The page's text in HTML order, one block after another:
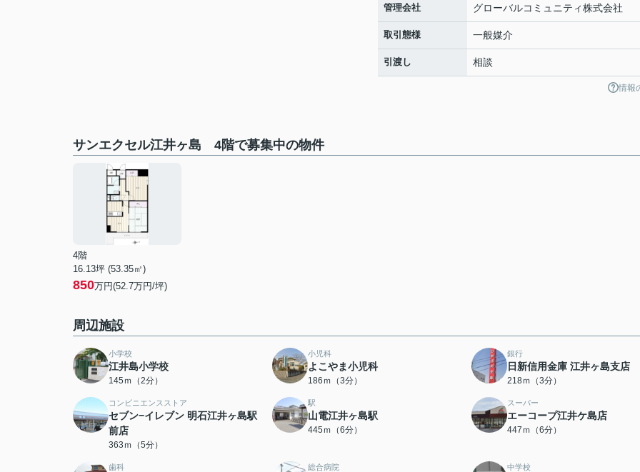
管理会社 グローバルコミュニティ株式会社
取引態様 一般媒介
引渡し 相談
情報
サンエクセル江井ヶ島 4階で募集中の物件
4階
16.13坪 (53.35㎡)
850万円(52.7万円/坪)
周辺施設
小学校
江井島小学校
145ｍ（2分）
小児科
よこやま小児科
186ｍ（3分）
銀行
日新信用金庫 江井ヶ島支店
218ｍ（3分）
コンビニエンスストア
セブン−イレブン 明石江井ヶ島駅
前店
363ｍ（5分）
駅
山電江井ヶ島駅
445ｍ（6分）
スーパー
エーコープ江井ケ島店
447ｍ（6分）
歯科 総合病院 中学校